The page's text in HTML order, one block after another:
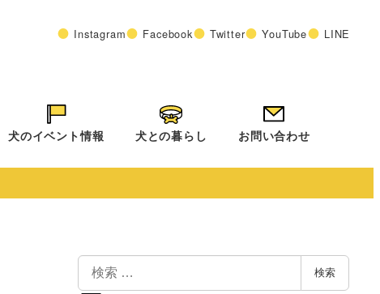
Instagram Facebook Twitter YouTube LINE
犬のイベント情報 犬との暮らし お問い合わせ
検
索
検索